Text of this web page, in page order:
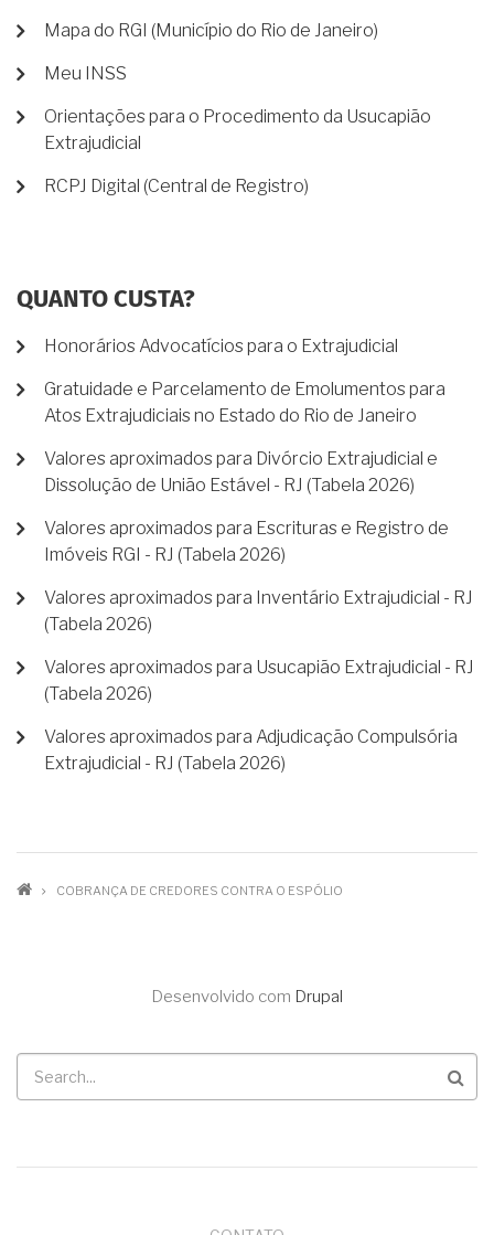
Mapa do RGI (Município do Rio de Janeiro)
Meu INSS
Orientações para o Procedimento da Usucapião
Extrajudicial
RCPJ Digital (Central de Registro)
QUANTO CUSTA?
Honorários Advocatícios para o Extrajudicial
Gratuidade e Parcelamento de Emolumentos para
Atos Extrajudiciais no Estado do Rio de Janeiro
Valores aproximados para Divórcio Extrajudicial e
Dissolução de União Estável - RJ (Tabela 2026)
Valores aproximados para Escrituras e Registro de
Imóveis RGI - RJ (Tabela 2026)
Valores aproximados para Inventário Extrajudicial - RJ
(Tabela 2026)
Valores aproximados para Usucapião Extrajudicial - RJ
(Tabela 2026)
Valores aproximados para Adjudicação Compulsória
Extrajudicial - RJ (Tabela 2026)
TRILHA
NAVEGAÇÃO
COBRANÇA DE CREDORES CONTRA O ESPÓLIO
Desenvolvido com Drupal